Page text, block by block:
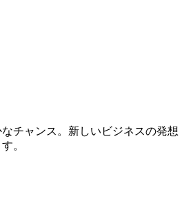
チャンス。新しいビジネスの発想
。